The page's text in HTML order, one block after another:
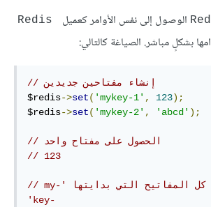
الوصول إلى نفس الأوامر كعميل
Redis
بشكلٍ مباشر.܏ الصياغة كالتالي:
// إنشاء مفتاحين جديدين
$redis->set( 'mykey-1' , 123);
$redis->set( 'mykey-2' , 'abcd' );
// الحصول على مفتاح واحد
// 123
// ‫الحصول على كل المفاتيح التي بدايتها 'my-
key-‎‎'